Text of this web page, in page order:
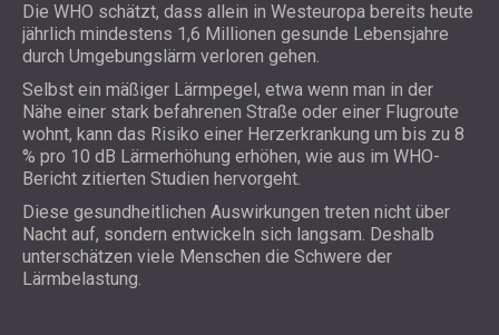
Die WHO schätzt, dass allein in Westeuropa bereits heute
jährlich mindestens 1,6 Millionen gesunde Lebensjahre
durch Umgebungslärm verloren gehen.
Selbst ein mäßiger Lärmpegel, etwa wenn man in der
Nähe einer stark befahrenen Straße oder einer Flugroute
wohnt, kann das Risiko einer Herzerkrankung um bis zu 8
% pro 10 dB Lärmerhöhung erhöhen, wie aus im WHO-
Bericht zitierten Studien hervorgeht.
Diese gesundheitlichen Auswirkungen treten nicht über
Nacht auf, sondern entwickeln sich langsam. Deshalb
unterschätzen viele Menschen die Schwere der
Lärmbelastung.